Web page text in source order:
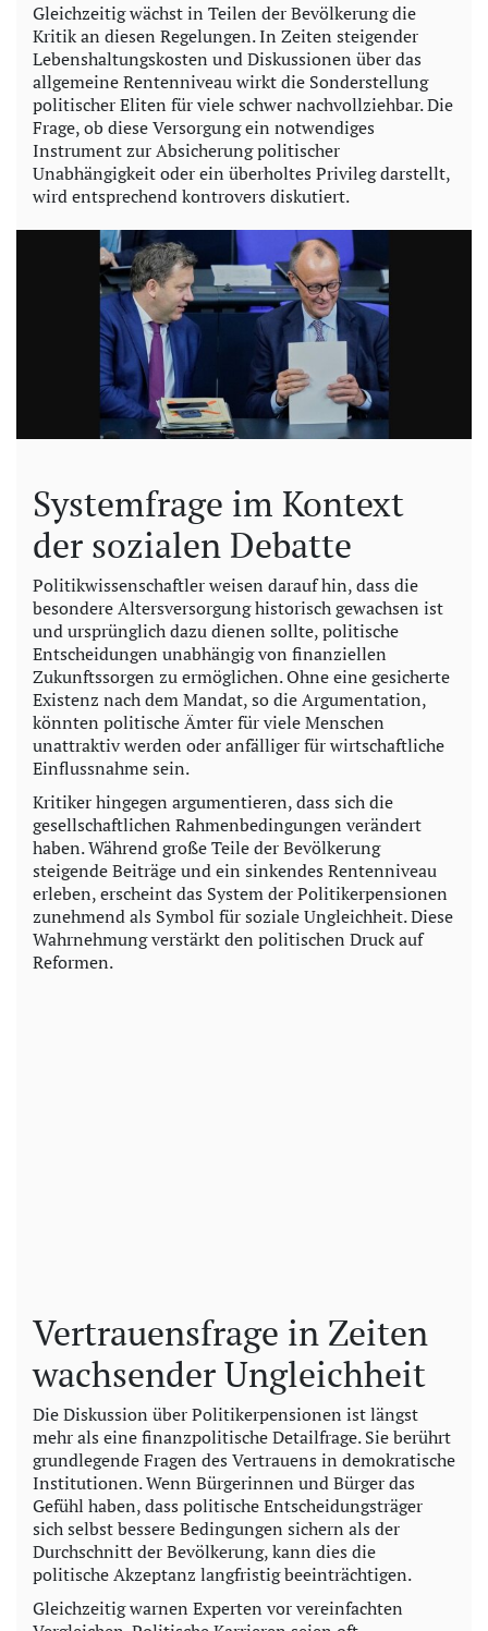
V
i
d
e
Gleichzeitig wächst in Teilen der Bevölkerung die
Kritik an diesen Regelungen. In Zeiten steigender
Lebenshaltungskosten und Diskussionen über das
allgemeine Rentenniveau wirkt die Sonderstellung
politischer Eliten für viele schwer nachvollziehbar. Die
Frage, ob diese Versorgung ein notwendiges
Instrument zur Absicherung politischer
Unabhängigkeit oder ein überholtes Privileg darstellt,
wird entsprechend kontrovers diskutiert.
Systemfrage im Kontext
der sozialen Debatte
Politikwissenschaftler weisen darauf hin, dass die
besondere Altersversorgung historisch gewachsen ist
und ursprünglich dazu dienen sollte, politische
Entscheidungen unabhängig von finanziellen
Zukunftssorgen zu ermöglichen. Ohne eine gesicherte
Existenz nach dem Mandat, so die Argumentation,
könnten politische Ämter für viele Menschen
unattraktiv werden oder anfälliger für wirtschaftliche
Einflussnahme sein.
Kritiker hingegen argumentieren, dass sich die
gesellschaftlichen Rahmenbedingungen verändert
haben. Während große Teile der Bevölkerung
steigende Beiträge und ein sinkendes Rentenniveau
erleben, erscheint das System der Politikerpensionen
zunehmend als Symbol für soziale Ungleichheit. Diese
Wahrnehmung verstärkt den politischen Druck auf
Reformen.
Vertrauensfrage in Zeiten
wachsender Ungleichheit
Die Diskussion über Politikerpensionen ist längst
mehr als eine finanzpolitische Detailfrage. Sie berührt
grundlegende Fragen des Vertrauens in demokratische
Institutionen. Wenn Bürgerinnen und Bürger das
Gefühl haben, dass politische Entscheidungsträger
sich selbst bessere Bedingungen sichern als der
Durchschnitt der Bevölkerung, kann dies die
politische Akzeptanz langfristig beeinträchtigen.
Gleichzeitig warnen Experten vor vereinfachten